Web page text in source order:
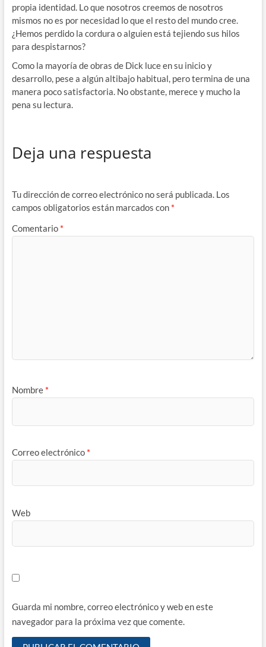
propia identidad. Lo que nosotros creemos de nosotros
mismos no es por necesidad lo que el resto del mundo cree.
¿Hemos perdido la cordura o alguien está tejiendo sus hilos
para despistarnos?
Como la mayoría de obras de Dick luce en su inicio y
desarrollo, pese a algún altibajo habitual, pero termina de una
manera poco satisfactoria. No obstante, merece y mucho la
pena su lectura.
Deja una respuesta
Tu dirección de correo electrónico no será publicada. Los
campos obligatorios están marcados con *
Comentario *
Nombre *
Correo electrónico *
Web
Guarda mi nombre, correo electrónico y web en este
navegador para la próxima vez que comente.